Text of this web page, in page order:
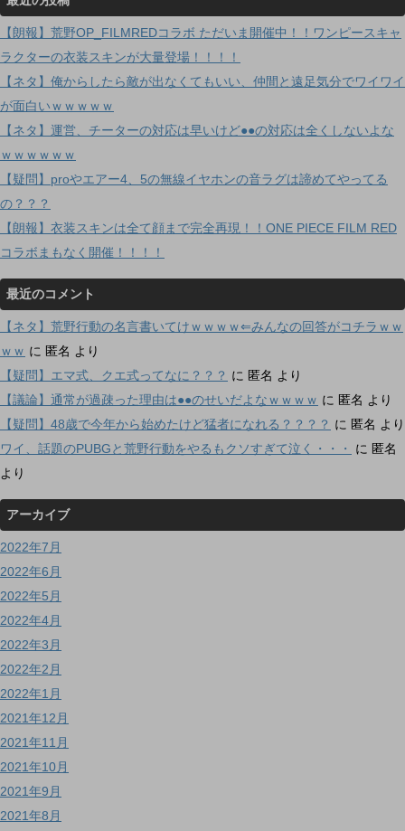
【朗報】荒野OP_FILMREDコラボ ただいま開催中！！ワンピースキャ
ラクターの衣装スキンが大量登場！！！！
【ネタ】俺からしたら敵が出なくてもいい、仲間と遠足気分でワイワイ
が面白いｗｗｗｗｗ
【ネタ】運営、チーターの対応は早いけど●●の対応は全くしないよな
ｗｗｗｗｗｗ
【疑問】proやエアー4、5の無線イヤホンの音ラグは諦めてやってる
の？？？
【朗報】衣装スキンは全て顔まで完全再現！！ONE PIECE FILM RED
コラボまもなく開催！！！！
最近のコメント
【ネタ】荒野行動の名言書いてけｗｗｗｗ⇐みんなの回答がコチラｗｗ
ｗｗ に 匿名 より
【疑問】エマ式、クエ式ってなに？？？ に 匿名 より
【議論】通常が過疎った理由は●●のせいだよなｗｗｗｗ に 匿名 より
【疑問】48歳で今年から始めたけど猛者になれる？？？？ に 匿名 より
ワイ、話題のPUBGと荒野行動をやるもクソすぎて泣く・・・
に 匿名
より
アーカイブ
2022年7月
2022年6月
2022年5月
2022年4月
2022年3月
2022年2月
2022年1月
2021年12月
2021年11月
2021年10月
2021年9月
2021年8月